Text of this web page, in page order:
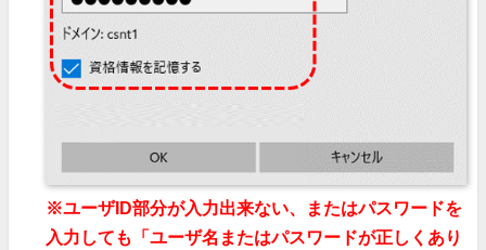
※ユーザID部分が入力出来ない、またはパスワードを
入力しても「ユーザ名またはパスワードが正しくあり